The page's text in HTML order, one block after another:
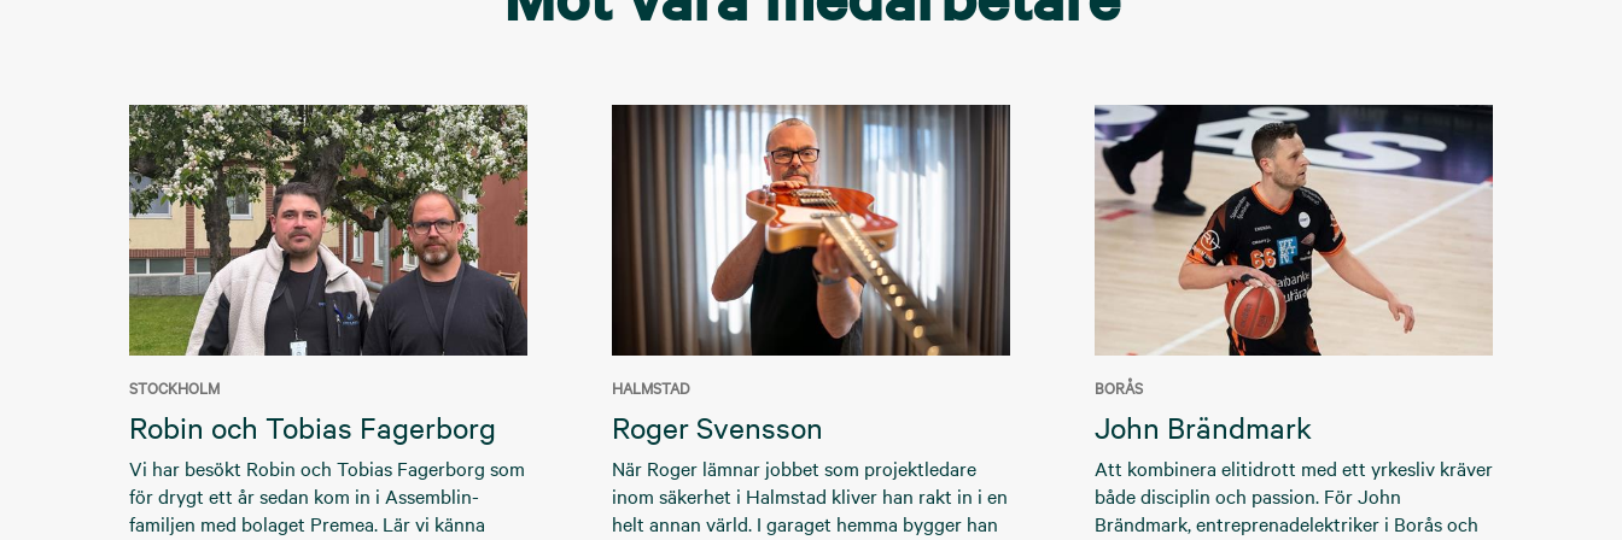
STOCKHOLM
Robin och Tobias Fagerborg
Vi har besökt Robin och Tobias Fagerborg som
för drygt ett år sedan kom in i Assemblin-
familjen med bolaget Premea. Lär vi känna
HALMSTAD
Roger Svensson
När Roger lämnar jobbet som projektledare
inom säkerhet i Halmstad kliver han rakt in i en
helt annan värld. I garaget hemma bygger han
BORÅS
John Brändmark
Att kombinera elitidrott med ett yrkesliv kräver
både disciplin och passion. För John
Brändmark, entreprenadelektriker i Borås och